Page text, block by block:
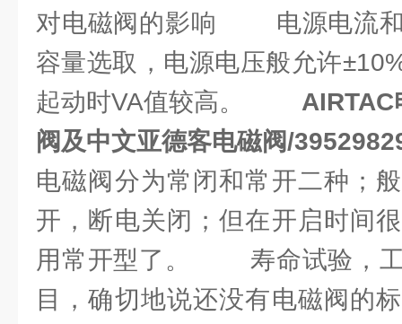
对电磁阀的影响 电源电流和
容量选取，电源电压般允许
起动时VA值较高。 AIRTAC
阀及中文亚德客电磁阀/
电磁阀分为常闭和常开二种；
开，断电关闭；但在开启时间
用常开型了。 寿命试验，工
目，确切地说还没有电磁阀的